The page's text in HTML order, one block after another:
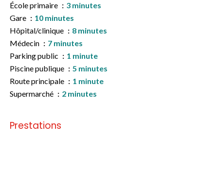
École primaire
3 minutes
Gare
10 minutes
Hôpital/clinique
8 minutes
Médecin
7 minutes
Parking public
1 minute
Piscine publique
5 minutes
Route principale
1 minute
Supermarché
2 minutes
Prestations